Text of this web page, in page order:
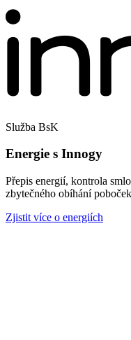
Služba BsK
Energie s Innogy
Přepis energií, kontrola
zbytečného obíhání
Zjistit více o energiích